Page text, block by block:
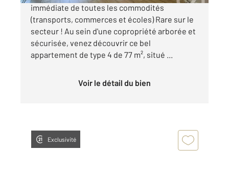
immédiate de toutes les commodités
(transports, commerces et écoles) Rare sur le
secteur ! Au sein d'une copropriété arborée et
sécurisée, venez découvrir ce bel
appartement de type 4 de 77 m², situé ...
Voir le détail du bien
Exclusivité